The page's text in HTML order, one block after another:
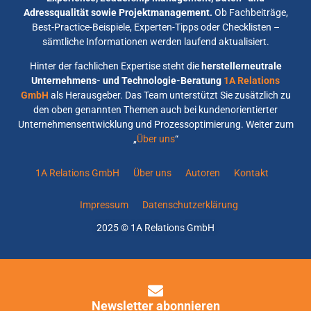
Adressqualität sowie Projektmanagement. Ob Fachbeiträge,
Best-Practice-Beispiele, Experten-Tipps oder Checklisten –
sämtliche Informationen werden laufend aktualisiert.
Hinter der fachlichen Expertise steht die herstellerneutrale
Unternehmens- und Technologie-Beratung 1A Relations
GmbH als Herausgeber. Das Team unterstützt Sie zusätzlich zu
den oben genannten Themen auch bei kundenorientierter
Unternehmensentwicklung und Prozessoptimierung. Weiter zum
„Über uns“
1A Relations GmbH Über uns Autoren Kontakt
Impressum Datenschutzerklärung
2025 © 1A Relations GmbH
Newsletter abonnieren